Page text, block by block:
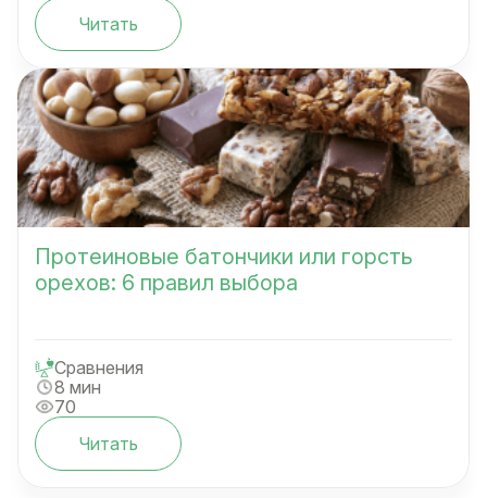
Читать
Протеиновые батончики или горсть
орехов: 6 правил выбора
Сравнения
8 мин
70
Читать